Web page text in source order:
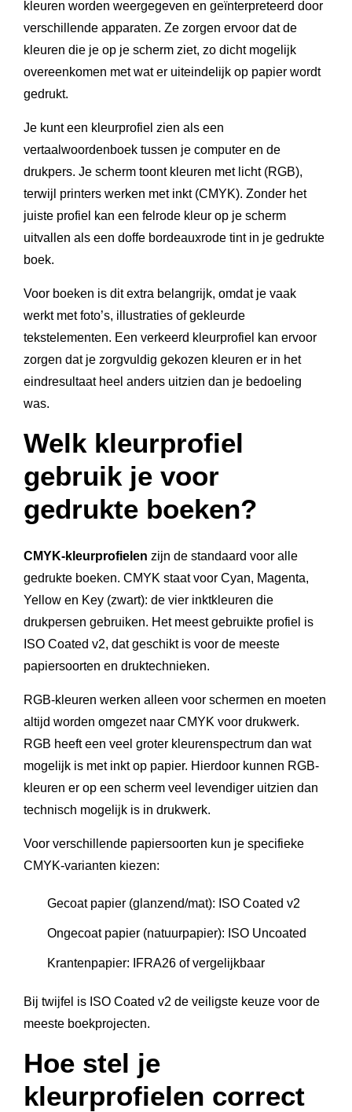
kleuren worden weergegeven en geïnterpreteerd door
verschillende apparaten. Ze zorgen ervoor dat de
kleuren die je op je scherm ziet, zo dicht mogelijk
overeenkomen met wat er uiteindelijk op papier wordt
gedrukt.
Je kunt een kleurprofiel zien als een
vertaalwoordenboek tussen je computer en de
drukpers. Je scherm toont kleuren met licht (RGB),
terwijl printers werken met inkt (CMYK). Zonder het
juiste profiel kan een felrode kleur op je scherm
uitvallen als een doffe bordeauxrode tint in je gedrukte
boek.
Voor boeken is dit extra belangrijk, omdat je vaak
werkt met foto’s, illustraties of gekleurde
tekstelementen. Een verkeerd kleurprofiel kan ervoor
zorgen dat je zorgvuldig gekozen kleuren er in het
eindresultaat heel anders uitzien dan je bedoeling
was.
Welk kleurprofiel
gebruik je voor
gedrukte boeken?
CMYK-kleurprofielen zijn de standaard voor alle
gedrukte boeken. CMYK staat voor Cyan, Magenta,
Yellow en Key (zwart): de vier inktkleuren die
drukpersen gebruiken. Het meest gebruikte profiel is
ISO Coated v2, dat geschikt is voor de meeste
papiersoorten en druktechnieken.
RGB-kleuren werken alleen voor schermen en moeten
altijd worden omgezet naar CMYK voor drukwerk.
RGB heeft een veel groter kleurenspectrum dan wat
mogelijk is met inkt op papier. Hierdoor kunnen RGB-
kleuren er op een scherm veel levendiger uitzien dan
technisch mogelijk is in drukwerk.
Voor verschillende papiersoorten kun je specifieke
CMYK-varianten kiezen:
Gecoat papier (glanzend/mat): ISO Coated v2
Ongecoat papier (natuurpapier): ISO Uncoated
Krantenpapier: IFRA26 of vergelijkbaar
Bij twijfel is ISO Coated v2 de veiligste keuze voor de
meeste boekprojecten.
Hoe stel je
kleurprofielen correct